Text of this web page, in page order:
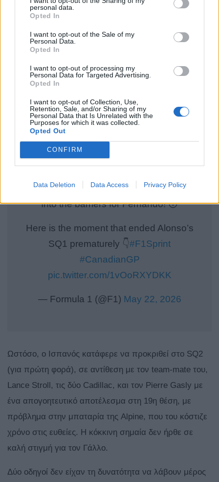
personal data.
Opted In
I want to opt-out of the Sale of my
Personal Data.
Opted In
I want to opt-out of processing my
Personal Data for Targeted Advertising.
Opted In
I want to opt-out of Collection, Use,
Retention, Sale, and/or Sharing of my
Personal Data that Is Unrelated with the
Purposes for which it was collected.
Opted Out
CONFIRM
Data Deletion Data Access Privacy Policy
εκκινήσει 16ος.
SQ1
πιέζοντας σκληρά για να φέρει πιο ψηλά την Aston
της 3ης στροφής και προσέκρουσε στις TecPro
μπαριέρες, προκαλώντας τη διακοπή της διαδικασίας.
Με μόλις 1:46 να απομένουν για την καρό σημαία.
Into the barriers for Fernando! 😳
Here is the moment that ended Alonso’s
SQ1 prematurely 👇#F1Sprint
#CanadianGP
pic.twitter.com/1vOoRXYDKK
— Formula 1 (@F1) May 22, 2026
Ωστόσο, ο Ισπανός κατάφερε να προκριθεί στο SQ2
(για πρώτη φορά), σε αντίθεση με τον team-mate του,
Lance Stroll, τις δύο Cadillac, και τον Pierre Gasly με
ένα απογοητευτικό αποτέλεσμα στη 19η θέση, με
πρόβλημα στην μπαταρία της Alpine, που του κόστιζε
χρόνο στις ευθείες. Η κόκκινη σημαία δεν ήρθε σε
καλή στιγμή για τον Γάλλο.
Δύο οδηγοί δεν είχαν τη δυνατότητα να λάβουν μέρος